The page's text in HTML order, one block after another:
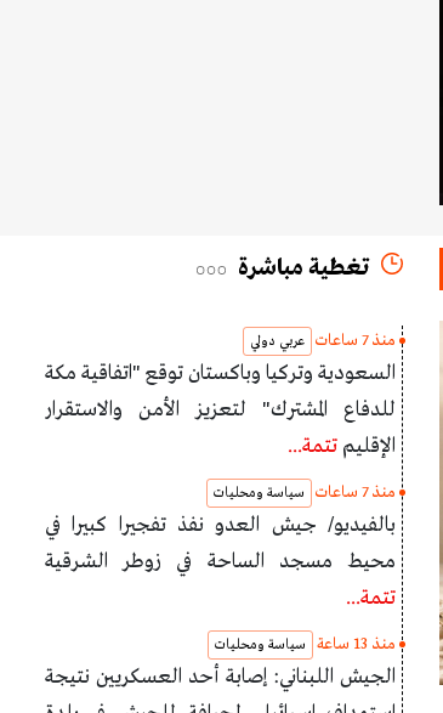
تغطية مباشرة
منذ 7 ساعات عربي دولي
السعودية وتركيا وباكستان توقع "اتفاقية مكة
للدفاع المشترك" لتعزيز الأمن والاستقرار
الإقليم تتمة...
منذ 7 ساعات سياسة ومحليات
بالفيديو/ جيش العدو نفذ تفجيرا كبيرا في
محيط مسجد الساحة في زوطر الشرقية
تتمة...
منذ 13 ساعة سياسة ومحليات
الجيش اللبناني: إصابة أحد العسكريين نتيجة